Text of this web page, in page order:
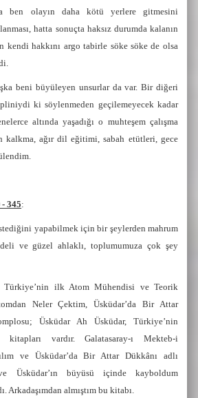
ben olayın daha kötü yerlere gitmesini
hatta sonuçta haksız durumda kalanın
kendi hakkını argo tabirle söke söke de olsa
beni büyüleyen unsurlar da var. Bir diğeri
ki söylenmeden geçilemeyecek kadar
altında yaşadığı o muhteşem çalışma
kalkma, ağır dil eğitimi, sabah etütleri, gece
345:
yapabilmek için bir şeylerden mahrum
ve güzel ahlaklı, toplumumuza çok şey
Türkiye’nin ilk Atom Mühendisi ve Teorik
Neler Çektim, Üsküdar’da Bir Attar
Üsküdar Ah Üsküdar, Türkiye’nin
vardır. Galatasaray-ı Mekteb-i
ve Üsküdar’da Bir Attar Dükkânı adlı
Üsküdar’ın büyüsü içinde kayboldum
Arkadaşımdan almıştım bu kitabı.